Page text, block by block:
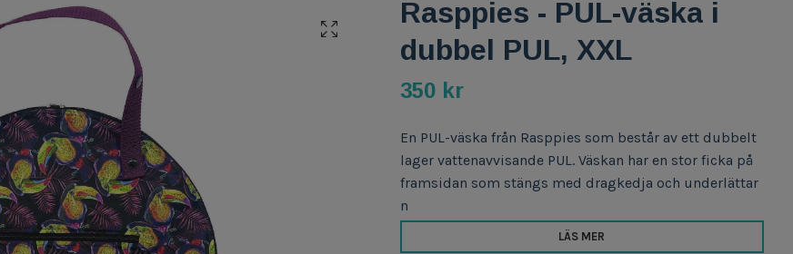
Rasppies - PUL-väska i
dubbel PUL, XXL
350 kr
En PUL-väska från Rasppies som består av ett dubbelt
lager vattenavvisande PUL. Väskan har en stor ficka på
framsidan som stängs med dragkedja och underlättar
n
LÄS MER